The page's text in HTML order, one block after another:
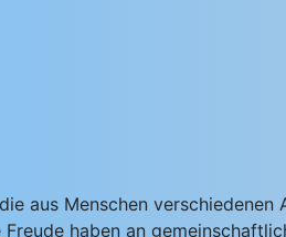
aus Menschen verschiedenen
haben an